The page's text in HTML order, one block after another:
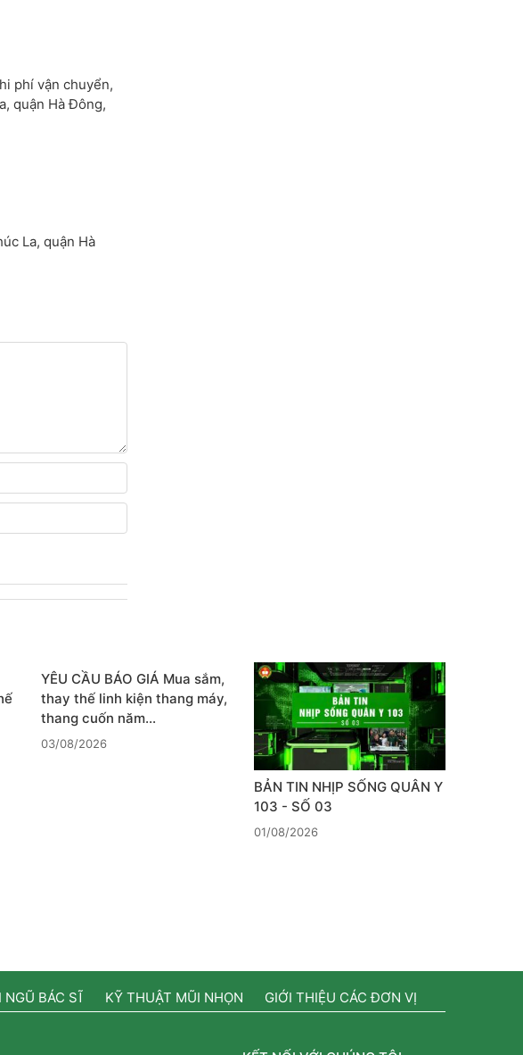
phí vận chuyển,
quận Hà Đông,
La, quận Hà
YÊU CẦU BÁO GIÁ Mua sắm,
thay thế linh kiện thang máy,
thang cuốn năm…
03/08/2026
BẢN TIN NHỊP SỐNG QUÂN Y
103 - SỐ 03
01/08/2026
NGŨ BÁC SĨ KỸ THUẬT MŨI NHỌN GIỚI THIỆU CÁC ĐƠN VỊ